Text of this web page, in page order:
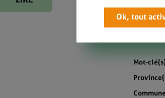
Mot-
Ok, tout